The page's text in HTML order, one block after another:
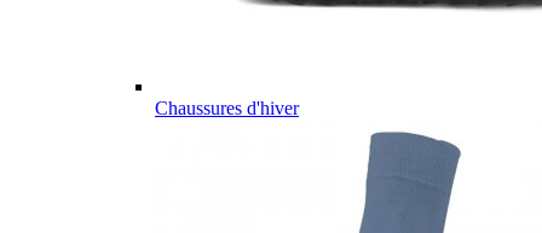
Chaussures d'hiver